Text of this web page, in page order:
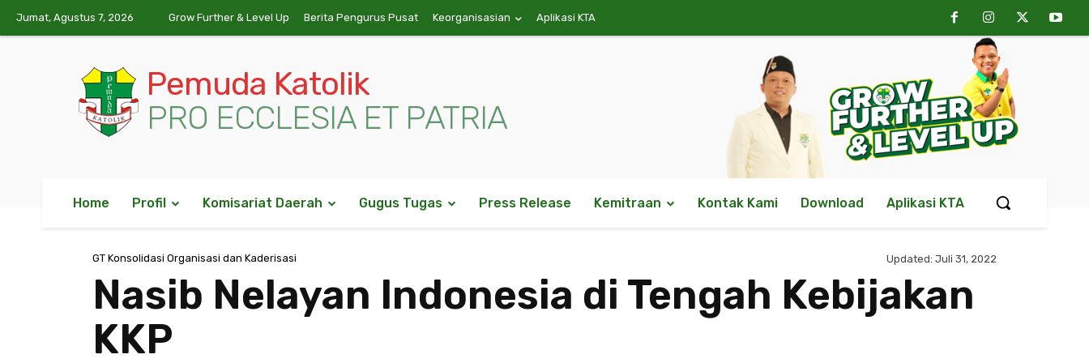
Jumat, Agustus 7, 2026 Grow Further & Level Up Berita Pengurus Pusat Keorganisasian Aplikasi KTA
Pemuda Katolik
PRO ECCLESIA ET PATRIA
Home Profil Komisariat Daerah Gugus Tugas Press Release Kemitraan Kontak Kami Download Aplikasi KTA
GT Konsolidasi Organisasi dan Kaderisasi Updated: Juli 31, 2022
Nasib Nelayan Indonesia di Tengah Kebijakan
KKP